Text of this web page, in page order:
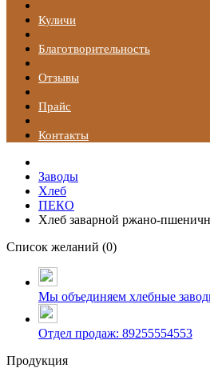
Куличи
Благотворительность
Отзывы
Прайс
Контакты
Заводы
Хлеб
ПЕКО
Хлеб заварной ржано-
Список желаний (0)
Мы объединяем хлебные
Отдел продаж: 89255554553
Продукция